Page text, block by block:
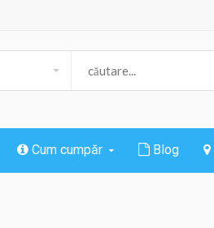
Cum cumpăr Blog